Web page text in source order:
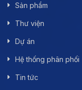
Sản phẩm
Thư viện
Dự án
Hệ thống phân phối
Tin tức